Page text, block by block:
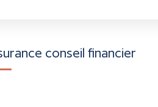
conseil financier